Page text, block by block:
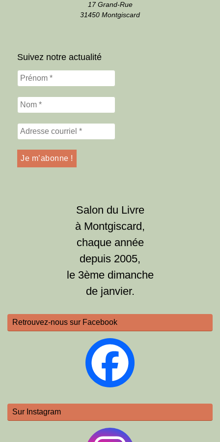
17 Grand-Rue
31450 Montgiscard
Suivez notre actualité
Salon du Livre
à Montgiscard,
chaque année
depuis 2005,
le 3ème dimanche
de janvier.
Retrouvez-nous sur Facebook
Sur Instagram